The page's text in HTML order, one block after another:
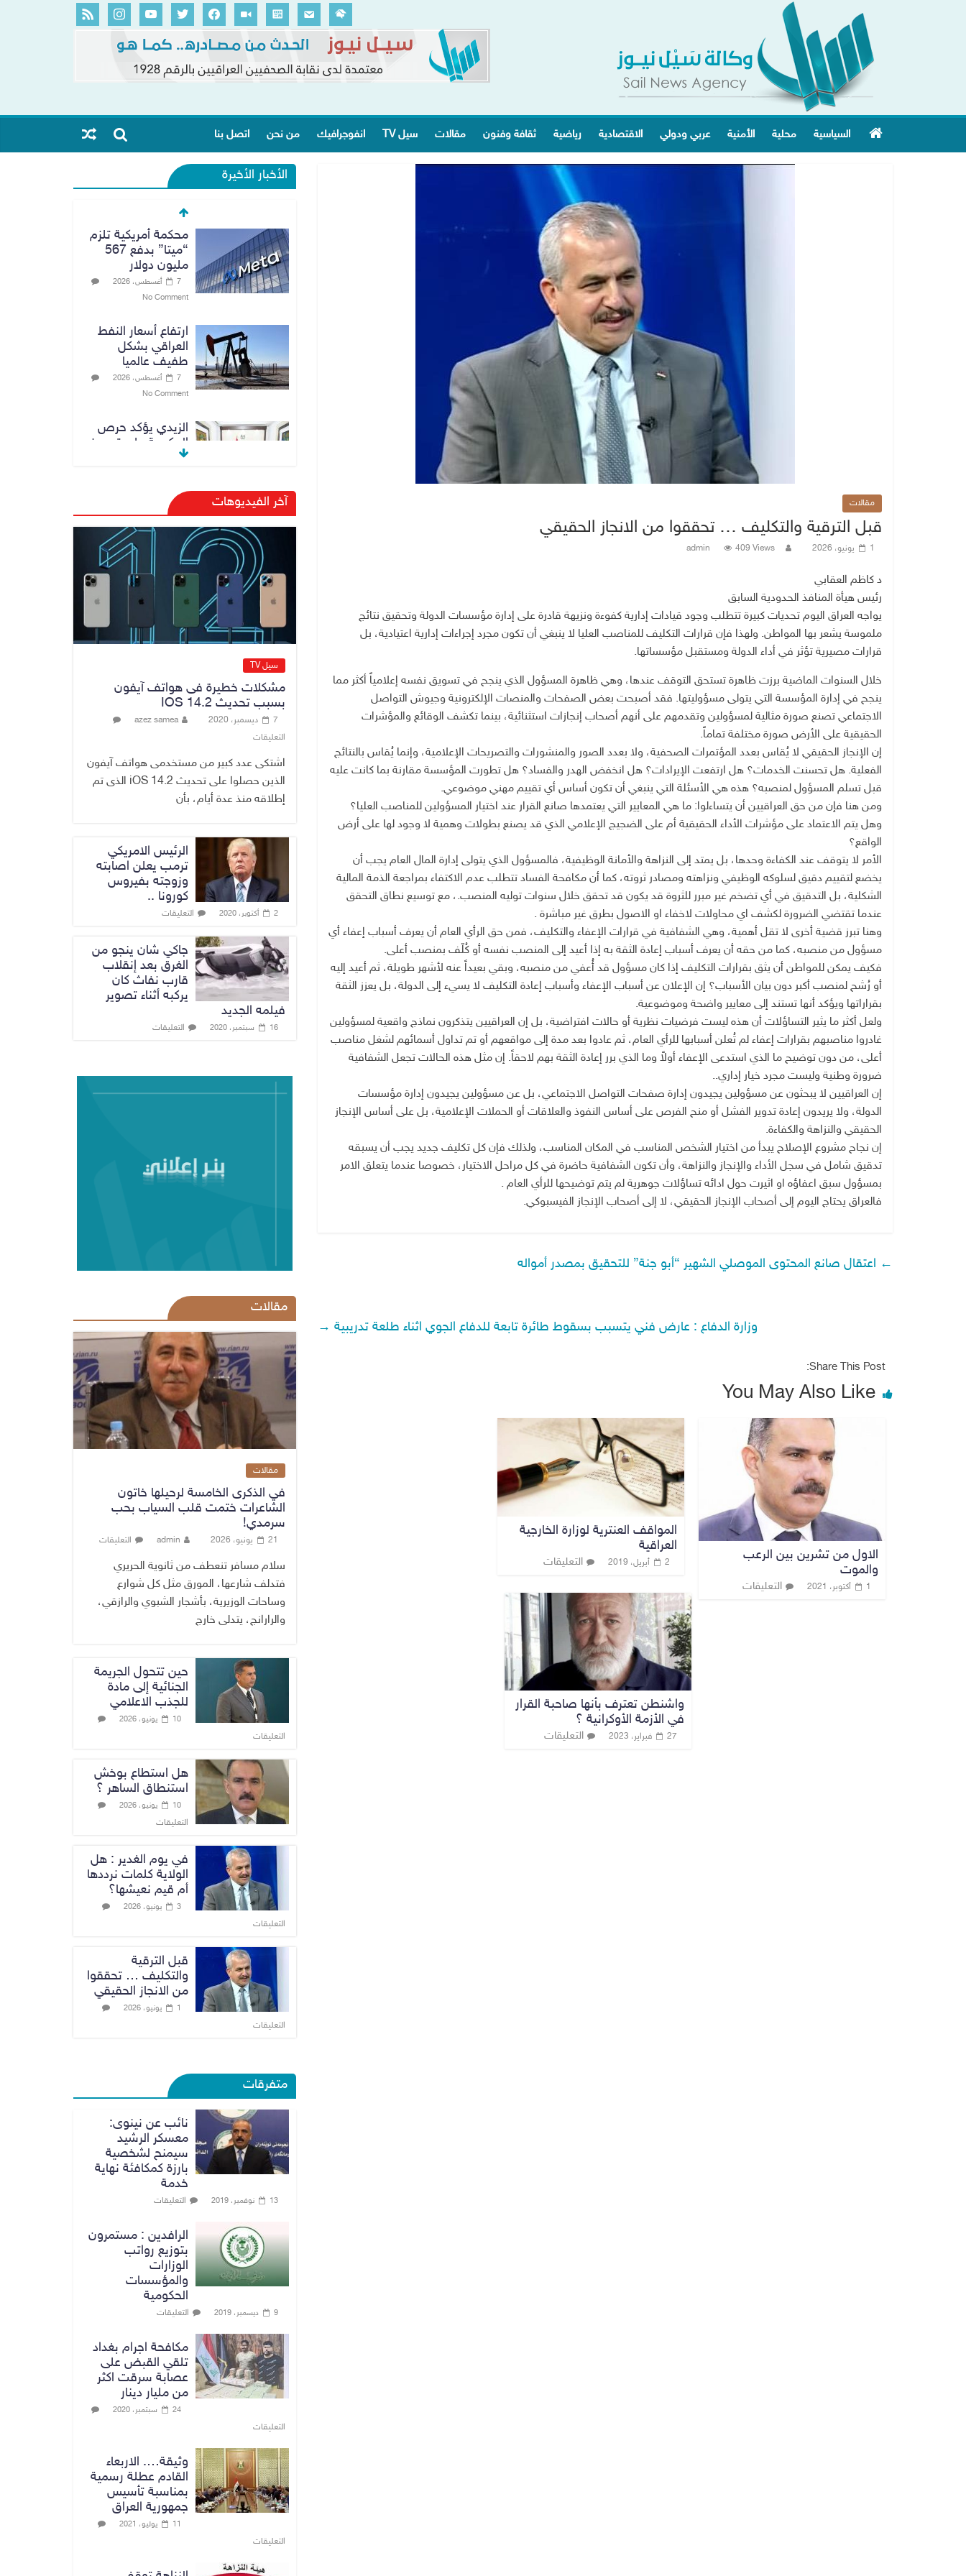
السياسية محلية الأمنية عربي ودولي الاقتصادية رياضية ثقافة وفنون مقالات سيل TV انفوجرافيك من نحن اتصل بنا
مقالات
قبل الترقية والتكليف … تحققوا من الانجاز الحقيقي
1 يونيو، 2026 admin 409 Views
د كاظم العقابي
رئيس هيأة المنافذ الحدودية السابق
يواجه العراق اليوم تحديات كبيرة تتطلب وجود قيادات إدارية كفوءة ونزيهة قادرة على إدارة مؤسسات الدولة وتحقيق نتائج
ملموسة يشعر بها المواطن. ولهذا فإن قرارات التكليف للمناصب العليا لا ينبغي أن تكون مجرد إجراءات إدارية اعتيادية، بل
قرارات مصيرية تؤثر في أداء الدولة ومستقبل مؤسساتها.
خلال السنوات الماضية برزت ظاهرة تستحق التوقف عندها، وهي ظاهرة المسؤول الذي ينجح في تسويق نفسه إعلامياً أكثر مما
ينجح في إدارة المؤسسة التي يتولى مسؤوليتها. فقد أصبحت بعض الصفحات والمنصات الإلكترونية وجيوش التواصل
الاجتماعي تصنع صورة مثالية لمسؤولين وتقدمهم على أنهم أصحاب إنجازات استثنائية، بينما تكشف الوقائع والمؤشرات
الحقيقية على الأرض صورة مختلفة تماماً.
إن الإنجاز الحقيقي لا يُقاس بعدد المؤتمرات الصحفية، ولا بعدد الصور والمنشورات والتصريحات الإعلامية، وإنما يُقاس بالنتائج
الفعلية. هل تحسنت الخدمات؟ هل ارتفعت الإيرادات؟ هل انخفض الهدر والفساد؟ هل تطورت المؤسسة مقارنة بما كانت عليه
قبل تسلم المسؤول لمنصبه؟ هذه هي الأسئلة التي ينبغي أن تكون أساس أي تقييم مهني موضوعي.
ومن هنا فإن من حق العراقيين أن يتساءلوا: ما هي المعايير التي يعتمدها صانع القرار عند اختيار المسؤولين للمناصب العليا؟
وهل يتم الاعتماد على مؤشرات الأداء الحقيقية أم على الضجيج الإعلامي الذي قد يصنع بطولات وهمية لا وجود لها على أرض
الواقع؟
الأمر لا يتوقف عند الكفاءة وحدها، بل يمتد إلى النزاهة والأمانة الوظيفية، فالمسؤول الذي يتولى إدارة المال العام يجب أن
يخضع لتقييم دقيق لسلوكه الوظيفي ونزاهته ومصادر ثروته، كما أن مكافحة الفساد تتطلب عدم الاكتفاء بمراجعة الذمة المالية
الشكلية، بل التدقيق في أي تضخم غير مبرر للثروة قد يكون قد تحقق خلال سنوات توليه المنصب.، مع توسيع نطاق التحقق
عندما تقتضي الضرورة لكشف اي محاولات لاخفاء او الاصول بطرق غير مباشرة .
وهنا تبرز قضية أخرى لا تقل أهمية، وهي الشفافية في قرارات الإعفاء والتكليف، فمن حق الرأي العام أن يعرف أسباب إعفاء أي
مسؤول من منصبه، كما من حقه أن يعرف أسباب إعادة الثقة به إذا أعيد إلى المنصب نفسه أو كُلّف بمنصب أعلى.
فكيف يمكن للمواطن أن يثق بقرارات التكليف إذا كان مسؤول قد أُعفي من منصبه، وبقي بعيداً عنه لأشهر طويلة، ثم أعيد إليه
أو رُشح لمنصب أكبر دون بيان الأسباب؟ إن الإعلان عن أسباب الإعفاء وأسباب إعادة التكليف لا يسيء إلى الدولة، بل يعزز الثقة
بقراراتها ويؤكد أنها تستند إلى معايير واضحة وموضوعية.
ولعل أكثر ما يثير التساؤلات أن هذه ليست فرضيات نظرية أو حالات افتراضية، بل إن العراقيين يتذكرون نماذج واقعية لمسؤولين
غادروا مناصبهم بقرارات إعفاء لم تُعلن أسبابها للرأي العام، ثم عادوا بعد مدة إلى مواقعهم أو تم تداول أسمائهم لشغل مناصب
أعلى، من دون توضيح ما الذي استدعى الإعفاء أولاً وما الذي برر إعادة الثقة بهم لاحقاً. إن مثل هذه الحالات تجعل الشفافية
ضرورة وطنية وليست مجرد خيار إداري..
إن العراقيين لا يبحثون عن مسؤولين يجيدون إدارة صفحات التواصل الاجتماعي، بل عن مسؤولين يجيدون إدارة مؤسسات
الدولة، ولا يريدون إعادة تدوير الفشل أو منح الفرص على أساس النفوذ والعلاقات أو الحملات الإعلامية، بل على أساس الإنجاز
الحقيقي والنزاهة والكفاءة.
إن نجاح مشروع الإصلاح يبدأ من اختيار الشخص المناسب في المكان المناسب، ولذلك فإن كل تكليف جديد يجب أن يسبقه
تدقيق شامل في سجل الأداء والإنجاز والنزاهة، وأن تكون الشفافية حاضرة في كل مراحل الاختيار، خصوصا عندما يتعلق الامر
بمسؤول سبق اعفاؤه او اثيرت حول ادائه تساؤلات جوهرية لم يتم توضيحها للرأي العام .
فالعراق يحتاج اليوم إلى أصحاب الإنجاز الحقيقي، لا إلى أصحاب الإنجاز الفيسبوكي.
← اعتقال صانع المحتوى الموصلي الشهير “أبو جنة” للتحقيق بمصدر أمواله
وزارة الدفاع : عارض فني يتسبب بسقوط طائرة تابعة للدفاع الجوي اثناء طلعة تدريبية →
Share This Post:
You May Also Like
الاول من تشرين بين الرعب
والموت
1 أكتوبر، 2021 التعليقات
المواقف العنترية لوزارة الخارجية
العراقية
2 أبريل، 2019 التعليقات
واشنطن تعترف بأنها صاحبة القرار
في الأزمة الأوكرانية ؟
27 فبراير، 2023 التعليقات
الأخبار الأخيرة
محكمة أمريكية تلزم
“ميتا” بدفع 567
مليون دولار
7 أغسطس، 2026
No Comment
ارتفاع أسعار النفط
العراقي بشكل
طفيف عالميا
7 أغسطس، 2026
No Comment
الزيدي يؤكد حرص
الحكومة على ترسيخ
علاقات التعاون مع
No Comment
وزارة الداخلية:
الحدود العراقية
تشهد مستوى عالياً
من الأمن والاستقرار
موظفي بلدية
الناصرية ومعقبين
ضبطت بحوزتهم
مستندات وأختام
مزورة
7 أغسطس، 2026 No Comment
آخر الفيديوهات
سيل TV
مشكلات خطيرة فى هواتف آيفون
بسبب تحديث IOS 14.2
7 ديسمبر، 2020
azez samea
التعليقات
اشتكى عدد كبير من مستخدمى هواتف آيفون
الذين حصلوا على تحديث iOS 14.2 الذى تم
إطلاقه منذ عدة أيام، بأن
الرئيس الامريكي
ترمب يعلن اصابته
وزوجته بفيروس
كورونا ..
2 أكتوبر، 2020 التعليقات
جاكي شان ينجو من
الغرق بعد إنقلاب
قارب نفاث كان
يركبه أثناء تصوير
فيلمه الجديد
16 سبتمبر، 2020 التعليقات
مقالات
مقالات
في الذكرى الخامسة لرحيلها خاتون
الشاعرات ختمت قلب السياب بحب
سرمدي!
21 يونيو، 2026 admin التعليقات
سلام مسافر تنعطف من ثانوية الحريري
فتدلف شارعها، المورق مثل كل شوارع
وساحات الوزيرية، بأشجار الشبوي والرازقي،
والرارانج، يتدلى خارج
حين تتحول الجريمة
الجنائية إلى مادة
للجذب الاعلامي
10 يونيو، 2026
التعليقات
هل استطاع بوخش
استنطاق الساهر ؟
10 يونيو، 2026
التعليقات
في يوم الغدير : هل
الولاية كلمات نرددها
أم قيم نعيشها؟
3 يونيو، 2026
التعليقات
قبل الترقية
والتكليف … تحققوا
من الانجاز الحقيقي
1 يونيو، 2026
التعليقات
متفرقات
نائب عن نينوى:
معسكر الرشيد
سيمنح لشخصية
بارزة كمكافئة نهاية
خدمة
13 نوفمبر، 2019 التعليقات
الرافدين : مستمرون
بتوزيع رواتب
الوزارات
والمؤسسات
الحكومية
9 ديسمبر، 2019 التعليقات
مكافحة اجرام بغداد
تلقي القبض على
عصابة سرقت اكثر
من مليار دينار
24 سبتمبر، 2020
التعليقات
وثيقة…. الاربعاء
القادم عطلة رسمية
بمناسبة تأسيس
جمهورية العراق
11 يوليو، 2021
التعليقات